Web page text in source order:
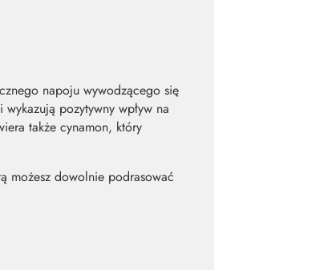
napoju wywodzącego się
pozytywny wpływ na
także cynamon, który
możesz dowolnie podrasować